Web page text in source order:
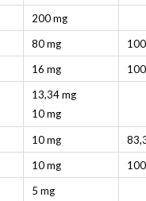
200 mg
80 mg
16 mg
13,34 mg
10 mg
10 mg
10 mg
5 mg